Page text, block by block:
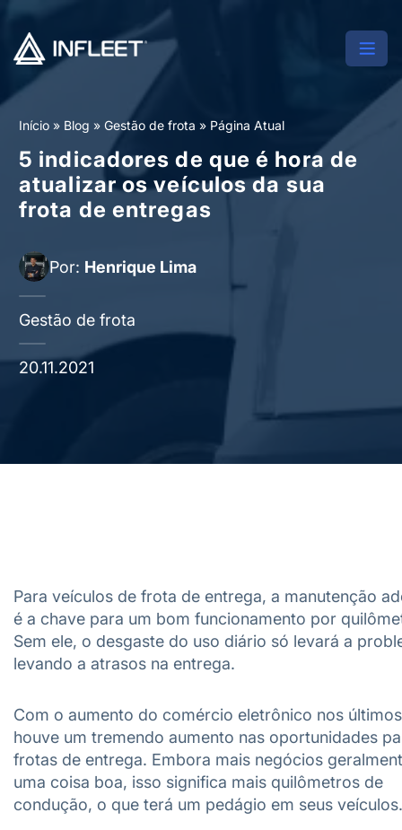
Início » Blog » Gestão de frota » Página Atual
5 indicadores de que é hora de
atualizar os veículos da sua
frota de entregas
Por: Henrique Lima
Gestão de frota
20.11.2021
Para veículos de frota de entrega, a manutenção
é a chave para um bom funcionamento por
Sem ele, o desgaste do uso diário só levará a
levando a atrasos na entrega.
Com o aumento do comércio eletrônico nos
houve um tremendo aumento nas oportunidades
frotas de entrega. Embora mais negócios
uma coisa boa, isso significa mais quilômetros de
condução, o que terá um pedágio em seus veículos.